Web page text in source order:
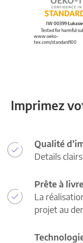
IW 00399
Tested for harmful
www.oeko-
tex.com/standard100
Imprimez
Qualité
Details
Prête à
La
projet au